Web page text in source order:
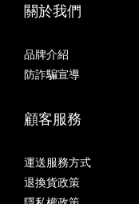
關於我們
品牌介紹
防詐騙宣導
顧客服務
運送服務方式
退換貨政策